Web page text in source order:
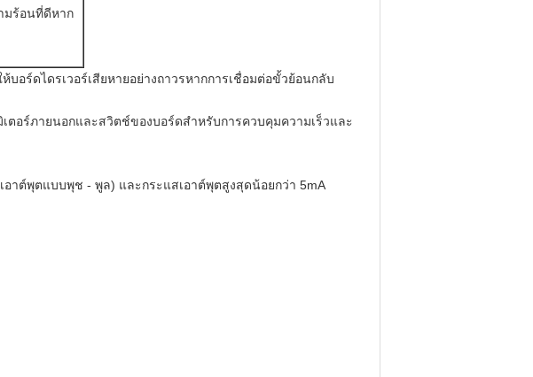
มร้อนที่ดีหาก
อร์ดไดรเวอร์เสียหายอย่างถาวรหากการเชื่อมต่อขั้วย้อนกลับ
ตอร์ภายนอกและสวิตช์ของบอร์ดสำหรับการควบคุมความเร็วและ
อาต์พุตแบบพุช - พูล) และกระแสเอาต์พุตสูงสุดน้อยกว่า 5mA